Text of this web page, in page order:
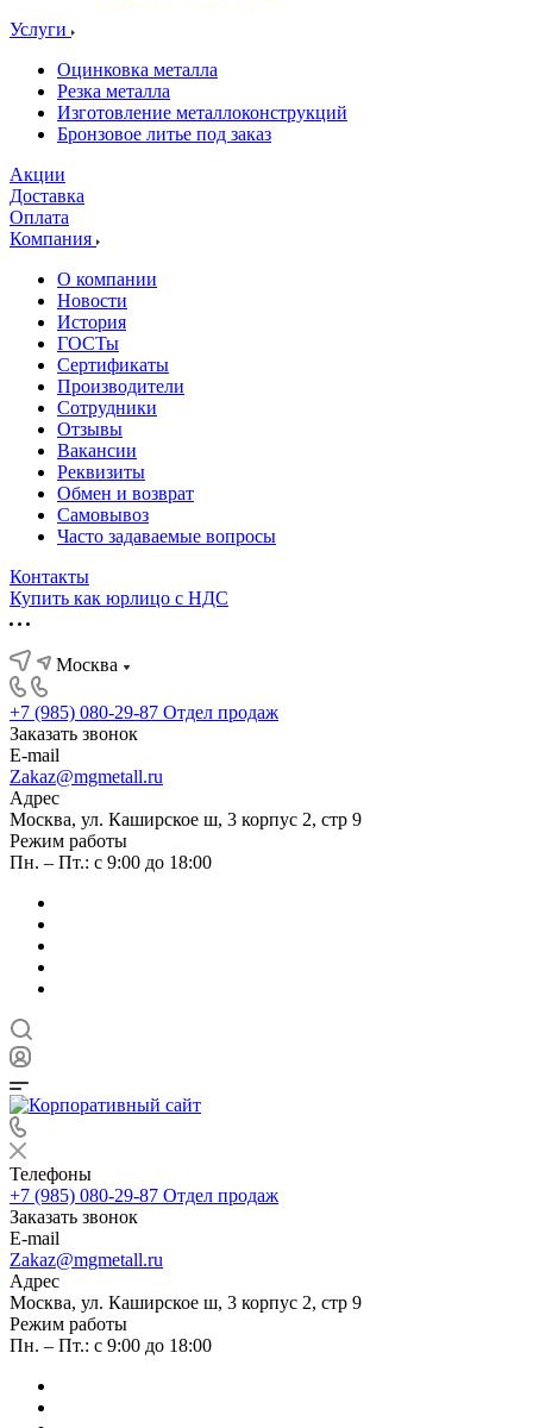
Услуги
Оцинковка металла
Резка металла
Изготовление металлоконструкций
Бронзовое литье под заказ
Акции
Доставка
Оплата
Компания
О компании
Новости
История
ГОСТы
Сертификаты
Производители
Сотрудники
Отзывы
Вакансии
Реквизиты
Обмен и возврат
Самовывоз
Часто задаваемые вопросы
Контакты
Купить как юрлицо с НДС
Москва
+7 (985) 080-29-87 Отдел продаж
Заказать звонок
E-mail
Zakaz@mgmetall.ru
Адрес
Москва, ул. Каширское ш, 3 корпус 2, стр 9
Режим работы
Пн. – Пт.: с 9:00 до 18:00
Телефоны
+7 (985) 080-29-87 Отдел продаж
Заказать звонок
E-mail
Zakaz@mgmetall.ru
Адрес
Москва, ул. Каширское ш, 3 корпус 2, стр 9
Режим работы
Пн. – Пт.: с 9:00 до 18:00